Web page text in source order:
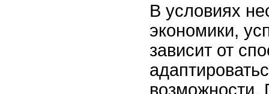
В условиях
экономики,
зависит от